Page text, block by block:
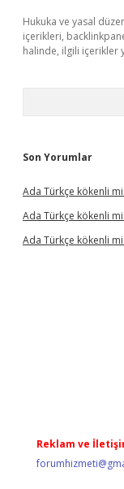
Hukuka ve yasal
içerikleri,
halinde, ilgili içerikler
Son Yorumlar
Ada Türkçe kökenli mi
Ada Türkçe kökenli mi
Ada Türkçe kökenli mi
Reklam ve